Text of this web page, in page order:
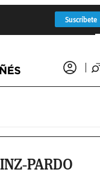
Suscríbete
PARDO